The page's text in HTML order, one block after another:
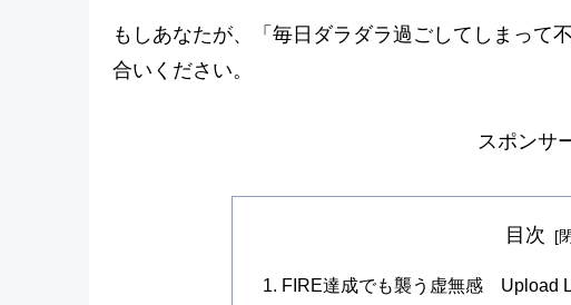
もしあなたが、「毎日ダラダラ過ごしてしまって
合いください。
スポンサ
目次
FIRE達成でも襲う虚無感 Upload